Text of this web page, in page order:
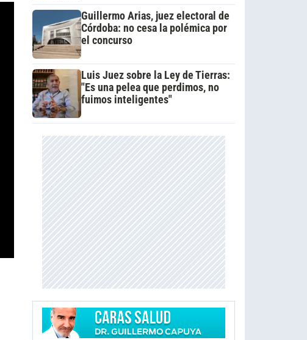
Guillermo Arias, juez electoral de
Córdoba: no cesa la polémica por
el concurso
Luis Juez sobre la Ley de Tierras:
"Es una pelea que perdimos, no
fuimos inteligentes"